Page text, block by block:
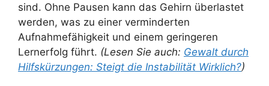
sind. Ohne Pausen kann das Gehirn überlastet
werden, was zu einer verminderten
Aufnahmefähigkeit und einem geringeren
Lernerfolg führt. (Lesen Sie auch: Gewalt durch
Hilfskürzungen: Steigt die Instabilität Wirklich?)